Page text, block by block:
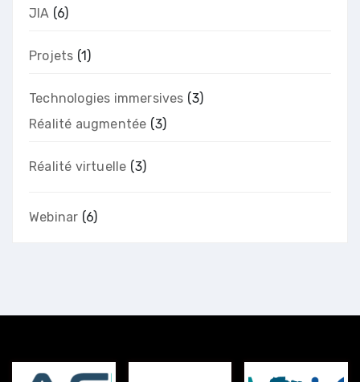
JIA (6)
Projets (1)
Technologies immersives (3)
Réalité augmentée (3)
Réalité virtuelle (3)
Webinar (6)